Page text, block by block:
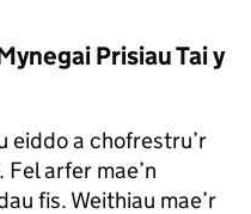
Prisiau Tai y
eiddo a chofrestru’r
arfer mae’n
fis. Weithiau mae’r